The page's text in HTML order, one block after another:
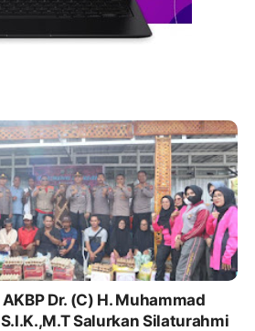
Dr. (C) H. Muhammad
Salurkan Silaturahmi